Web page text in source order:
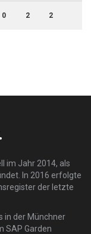
0 2 2
im Jahr 2014, als
In 2016 erfolgte
der letzte
in der Münchner
SAP Garden